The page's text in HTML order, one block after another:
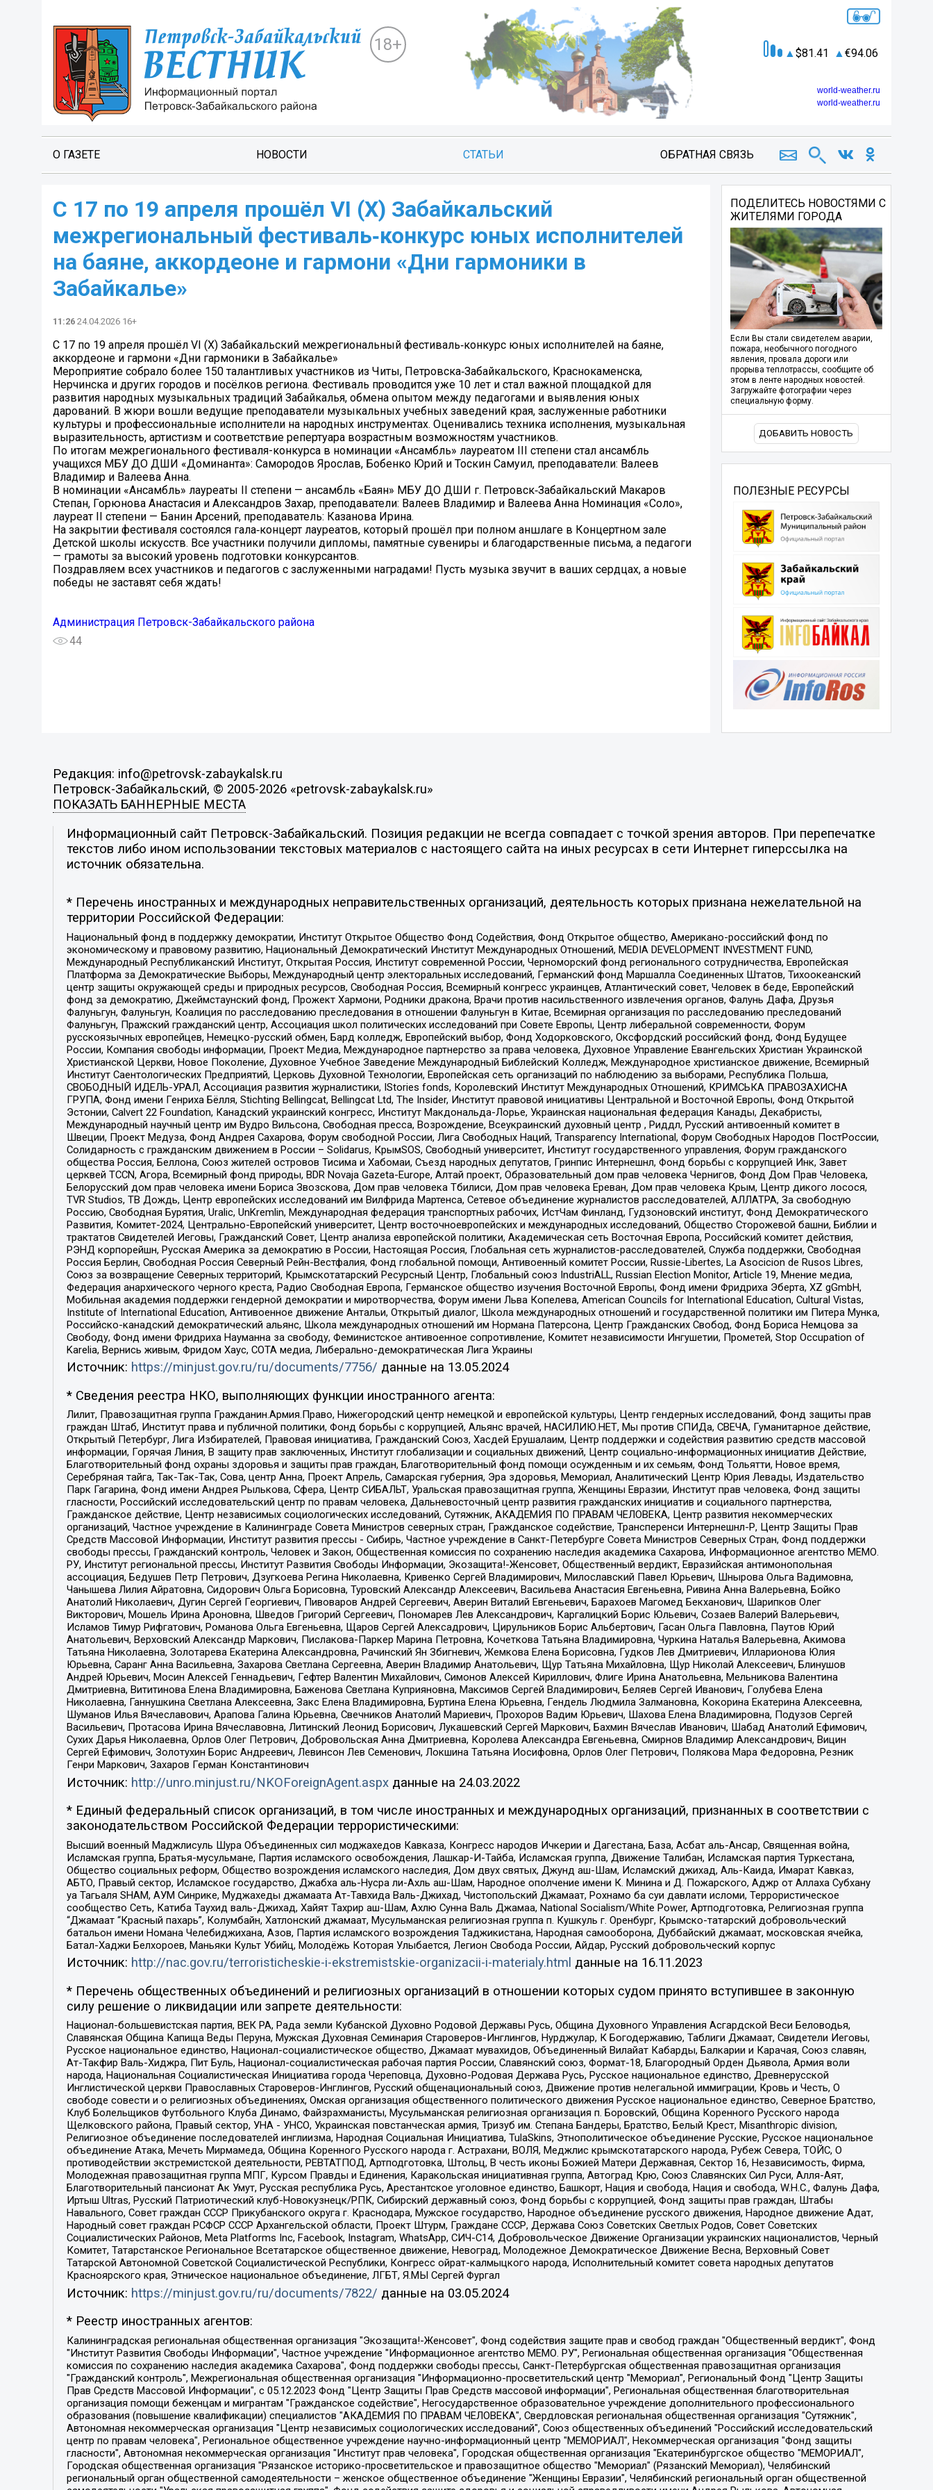
18+ 81.41 94.06
world-weather.ru
world-weather.ru
О ГАЗЕТЕ НОВОСТИ СТАТЬИ ОБРАТНАЯ СВЯЗЬ
С 17 по 19 апреля прошёл VI (X) Забайкальский
межрегиональный фестиваль‑конкурс юных исполнителей
на баяне, аккордеоне и гармони «Дни гармоники в
Забайкалье»
11:26 24.04.2026 16+
С 17 по 19 апреля прошёл VI (X) Забайкальский межрегиональный фестиваль‑конкурс юных исполнителей на баяне,
аккордеоне и гармони «Дни гармоники в Забайкалье»
Мероприятие собрало более 150 талантливых участников из Читы, Петровска‑Забайкальского, Краснокаменска,
Нерчинска и других городов и посёлков региона. Фестиваль проводится уже 10 лет и стал важной площадкой для
развития народных музыкальных традиций Забайкалья, обмена опытом между педагогами и выявления юных
дарований. В жюри вошли ведущие преподаватели музыкальных учебных заведений края, заслуженные работники
культуры и профессиональные исполнители на народных инструментах. Оценивались техника исполнения, музыкальная
выразительность, артистизм и соответствие репертуара возрастным возможностям участников.
По итогам межрегионального фестиваля-конкурса в номинации «Ансамбль» лауреатом III степени стал ансамбль
учащихся МБУ ДО ДШИ «Доминанта»: Самородов Ярослав, Бобенко Юрий и Тоскин Самуил, преподаватели: Валеев
Владимир и Валеева Анна.
В номинации «Ансамбль» лауреаты II степени — ансамбль «Баян» МБУ ДО ДШИ г. Петровск‑Забайкальский Макаров
Степан, Горюнова Анастасия и Александров Захар, преподаватели: Валеев Владимир и Валеева Анна Номинация «Соло»,
лауреат II степени — Банин Арсений, преподаватель: Казанова Ирина.
На закрытии фестиваля состоялся гала‑концерт лауреатов, который прошёл при полном аншлаге в Концертном зале
Детской школы искусств. Все участники получили дипломы, памятные сувениры и благодарственные письма, а педагоги
— грамоты за высокий уровень подготовки конкурсантов.
Поздравляем всех участников и педагогов с заслуженными наградами! Пусть музыка звучит в ваших сердцах, а новые
победы не заставят себя ждать!
Администрация Петровск-Забайкальского района
44
ПОДЕЛИТЕСЬ НОВОСТЯМИ С
ЖИТЕЛЯМИ ГОРОДА
Если Вы стали свидетелем аварии,
пожара, необычного погодного
явления, провала дороги или
прорыва теплотрассы, сообщите об
этом в ленте народных новостей.
Загружайте фотографии через
специальную форму.
ДОБАВИТЬ НОВОСТЬ
ПОЛЕЗНЫЕ РЕСУРСЫ
Редакция: info@petrovsk-zabaykalsk.ru
Петровск-Забайкальский, © 2005-2026 «petrovsk-zabaykalsk.ru»
ПОКАЗАТЬ БАННЕРНЫЕ МЕСТА
Информационный сайт Петровск-Забайкальский. Позиция редакции не всегда совпадает с точкой зрения авторов. При перепечатке
текстов либо ином использовании текстовых материалов с настоящего сайта на иных ресурсах в сети Интернет гиперссылка на
источник обязательна.
* Перечень иностранных и международных неправительственных организаций, деятельность которых признана нежелательной на
территории Российской Федерации:
Национальный фонд в поддержку демократии, Институт Открытое Общество Фонд Содействия, Фонд Открытое общество, Американо-российский фонд по
экономическому и правовому развитию, Национальный Демократический Институт Международных Отношений, MEDIA DEVELOPMENT INVESTMENT FUND,
Международный Республиканский Институт, Открытая Россия, Институт современной России, Черноморский фонд регионального сотрудничества, Европейская
Платформа за Демократические Выборы, Международный центр электоральных исследований, Германский фонд Маршалла Соединенных Штатов, Тихоокеанский
центр защиты окружающей среды и природных ресурсов, Свободная Россия, Всемирный конгресс украинцев, Атлантический совет, Человек в беде, Европейский
фонд за демократию, Джеймстаунский фонд, Прожект Хармони, Родники дракона, Врачи против насильственного извлечения органов, Фалунь Дафа, Друзья
Фалуньгун, Фалуньгун, Коалиция по расследованию преследования в отношении Фалуньгун в Китае, Всемирная организация по расследованию преследований
Фалуньгун, Пражский гражданский центр, Ассоциация школ политических исследований при Совете Европы, Центр либеральной современности, Форум
русскоязычных европейцев, Немецко-русский обмен, Бард колледж, Европейский выбор, Фонд Ходорковского, Оксфордский российский фонд, Фонд Будущее
России, Компания свободы информации, Проект Медиа, Международное партнерство за права человека, Духовное Управление Евангельских Христиан Украинской
Христианской Церкви, Новое Поколение, Духовное Учебное Заведение Международный Библейский Колледж, Международное христианское движение, Всемирный
Институт Саентологических Предприятий, Церковь Духовной Технологии, Европейская сеть организаций по наблюдению за выборами, Республика Польша,
СВОБОДНЫЙ ИДЕЛЬ-УРАЛ, Ассоциация развития журналистики, IStories fonds, Королевский Институт Международных Отношений, КРИМСЬКА ПРАВОЗАХИСНА
ГРУПА, Фонд имени Генриха Бёлля, Stichting Bellingcat, Bellingcat Ltd, The Insider, Институт правовой инициативы Центральной и Восточной Европы, Фонд Открытой
Эстонии, Calvert 22 Foundation, Канадский украинский конгресс, Институт Макдональда-Лорье, Украинская национальная федерация Канады, Декабристы,
Международный научный центр им Вудро Вильсона, Свободная пресса, Возрождение, Всеукраинский духовный центр , Риддл, Русский антивоенный комитет в
Швеции, Проект Медуза, Фонд Андрея Сахарова, Форум свободной России, Лига Свободных Наций, Transparеncy International, Форум Свободных Народов ПостРоссии,
Солидарность с гражданским движением в России – Solidarus, КрымSOS, Свободный университет, Институт государственного управления, Форум гражданского
общества Россия, Беллона, Союз жителей островов Тисима и Хабомаи, Съезд народных депутатов, Гринпис Интернешнл, Фонд борьбы с коррупцией Инк, Завет
церквей TCCN, Агора, Всемирный фонд природы, BDR Novaja Gazeta-Europe, Алтай проект, Образовательный дом прав человека Чернигов, Фонд Дом Прав Человека,
Белорусский дом прав человека имени Бориса Звозскова, Дом прав человека Тбилиси, Дом прав человека Ереван, Дом прав человека Крым, Центр дикого лосося,
TVR Studios, ТВ Дождь, Центр европейских исследований им Вилфрида Мартенса, Сетевое объединение журналистов расследователей, АЛЛАТРА, За свободную
Россию, Свободная Бурятия, Uralic, UnKremlin, Международная федерация транспортных рабочих, ИстЧам Финланд, Гудзоновский институт, Фонд Демократического
Развития, Комитет-2024, Центрально-Европейский университет, Центр восточноевропейских и международных исследований, Общество Сторожевой башни, Библии и
трактатов Свидетелей Иеговы, Гражданский Совет, Центр анализа европейской политики, Академическая сеть Восточная Европа, Российский комитет действия,
РЭНД корпорейшн, Русская Америка за демократию в России, Настоящая Россия, Глобальная сеть журналистов-расследователей, Служба поддержки, Свободная
Россия Берлин, Свободная Россия Северный Рейн-Вестфалия, Фонд глобальной помощи, Антивоенный комитет России, Russie-Libertes, La Asocicion de Rusos Libres,
Союз за возвращение Северных территорий, Крымскотатарский Ресурсный Центр, Глобальный союз IndustriALL, Russian Election Monitor, Article 19, Мнение медиа,
Федерация анархического черного креста, Радио Свободная Европа, Германское общество изучения Восточной Европы, Фонд имени Фридриха Эберта, XZ gGmbH,
Мобильная академия поддержки гендерной демократии и миротворчества, Форум имени Льва Копелева, American Councils for International Education, Cultural Vistas,
Institute of International Education, Антивоенное движение Антальи, Открытый диалог, Школа международных отношений и государственной политики им Питера Мунка,
Российско-канадский демократический альянс, Школа международных отношений им Нормана Патерсона, Центр Гражданских Свобод, Фонд Бориса Немцова за
Свободу, Фонд имени Фридриха Науманна за свободу, Феминистское антивоенное сопротивление, Комитет независимости Ингушетии, Прометей, Stop Occupation of
Karelia, Вернись живым, Фридом Хаус, СОТА медиа, Либерально-демократическая Лига Украины
Источник: https://minjust.gov.ru/ru/documents/7756/ данные на 13.05.2024
* Сведения реестра НКО, выполняющих функции иностранного агента:
Лилит, Правозащитная группа Гражданин.Армия.Право, Нижегородский центр немецкой и европейской культуры, Центр гендерных исследований, Фонд защиты прав
граждан Штаб, Институт права и публичной политики, Фонд борьбы с коррупцией, Альянс врачей, НАСИЛИЮ.НЕТ, Мы против СПИДа, СВЕЧА, Гуманитарное действие,
Открытый Петербург, Лига Избирателей, Правовая инициатива, Гражданский Союз, Хасдей Ерушалаим, Центр поддержки и содействия развитию средств массовой
информации, Горячая Линия, В защиту прав заключенных, Институт глобализации и социальных движений, Центр социально-информационных инициатив Действие,
Благотворительный фонд охраны здоровья и защиты прав граждан, Благотворительный фонд помощи осужденным и их семьям, Фонд Тольятти, Новое время,
Серебряная тайга, Так-Так-Так, Сова, центр Анна, Проект Апрель, Самарская губерния, Эра здоровья, Мемориал, Аналитический Центр Юрия Левады, Издательство
Парк Гагарина, Фонд имени Андрея Рылькова, Сфера, Центр СИБАЛЬТ, Уральская правозащитная группа, Женщины Евразии, Институт прав человека, Фонд защиты
гласности, Российский исследовательский центр по правам человека, Дальневосточный центр развития гражданских инициатив и социального партнерства,
Гражданское действие, Центр независимых социологических исследований, Сутяжник, АКАДЕМИЯ ПО ПРАВАМ ЧЕЛОВЕКА, Центр развития некоммерческих
организаций, Частное учреждение в Калининграде Совета Министров северных стран, Гражданское содействие, Трансперенси Интернешнл-Р, Центр Защиты Прав
Средств Массовой Информации, Институт развития прессы - Сибирь, Частное учреждение в Санкт-Петербурге Совета Министров Северных Стран, Фонд поддержки
свободы прессы, Гражданский контроль, Человек и Закон, Общественная комиссия по сохранению наследия академика Сахарова, Информационное агентство МЕМО.
РУ, Институт региональной прессы, Институт Развития Свободы Информации, Экозащита!-Женсовет, Общественный вердикт, Евразийская антимонопольная
ассоциация, Бедушев Петр Петрович, Дзугкоева Регина Николаевна, Кривенко Сергей Владимирович, Милославский Павел Юрьевич, Шнырова Ольга Вадимовна,
Чанышева Лилия Айратовна, Сидорович Ольга Борисовна, Туровский Александр Алексеевич, Васильева Анастасия Евгеньевна, Ривина Анна Валерьевна, Бойко
Анатолий Николаевич, Дугин Сергей Георгиевич, Пивоваров Андрей Сергеевич, Аверин Виталий Евгеньевич, Барахоев Магомед Бекханович, Шарипков Олег
Викторович, Мошель Ирина Ароновна, Шведов Григорий Сергеевич, Пономарев Лев Александрович, Каргалицкий Борис Юльевич, Созаев Валерий Валерьевич,
Исламов Тимур Рифгатович, Романова Ольга Евгеньевна, Щаров Сергей Алексадрович, Цирульников Борис Альбертович, Гасан Ольга Павловна, Паутов Юрий
Анатольевич, Верховский Александр Маркович, Пислакова-Паркер Марина Петровна, Кочеткова Татьяна Владимировна, Чуркина Наталья Валерьевна, Акимова
Татьяна Николаевна, Золотарева Екатерина Александровна, Рачинский Ян Збигневич, Жемкова Елена Борисовна, Гудков Лев Дмитриевич, Илларионова Юлия
Юрьевна, Саранг Анна Васильевна, Захарова Светлана Сергеевна, Аверин Владимир Анатольевич, Щур Татьяна Михайловна, Щур Николай Алексеевич, Блинушов
Андрей Юрьевич, Мосин Алексей Геннадьевич, Гефтер Валентин Михайлович, Симонов Алексей Кириллович, Флиге Ирина Анатольевна, Мельникова Валентина
Дмитриевна, Вититинова Елена Владимировна, Баженова Светлана Куприяновна, Максимов Сергей Владимирович, Беляев Сергей Иванович, Голубева Елена
Николаевна, Ганнушкина Светлана Алексеевна, Закс Елена Владимировна, Буртина Елена Юрьевна, Гендель Людмила Залмановна, Кокорина Екатерина Алексеевна,
Шуманов Илья Вячеславович, Арапова Галина Юрьевна, Свечников Анатолий Мариевич, Прохоров Вадим Юрьевич, Шахова Елена Владимировна, Подузов Сергей
Васильевич, Протасова Ирина Вячеславовна, Литинский Леонид Борисович, Лукашевский Сергей Маркович, Бахмин Вячеслав Иванович, Шабад Анатолий Ефимович,
Сухих Дарья Николаевна, Орлов Олег Петрович, Добровольская Анна Дмитриевна, Королева Александра Евгеньевна, Смирнов Владимир Александрович, Вицин
Сергей Ефимович, Золотухин Борис Андреевич, Левинсон Лев Семенович, Локшина Татьяна Иосифовна, Орлов Олег Петрович, Полякова Мара Федоровна, Резник
Генри Маркович, Захаров Герман Константинович
Источник: http://unro.minjust.ru/NKOForeignAgent.aspxданные на 24.03.2022
* Единый федеральный список организаций, в том числе иностранных и международных организаций, признанных в соответствии с
законодательством Российской Федерации террористическими:
Высший военный Маджлисуль Шура Объединенных сил моджахедов Кавказа, Конгресс народов Ичкерии и Дагестана, База, Асбат аль-Ансар, Священная война,
Исламская группа, Братья-мусульмане, Партия исламского освобождения, Лашкар-И-Тайба, Исламская группа, Движение Талибан, Исламская партия Туркестана,
Общество социальных реформ, Общество возрождения исламского наследия, Дом двух святых, Джунд аш-Шам, Исламский джихад, Аль-Каида, Имарат Кавказ,
АБТО, Правый сектор, Исламское государство, Джабха аль-Нусра ли-Ахль аш-Шам, Народное ополчение имени К. Минина и Д. Пожарского, Аджр от Аллаха Субхану
уа Тагьаля SHAM, АУМ Синрике, Муджахеды джамаата Ат-Тавхида Валь-Джихад, Чистопольский Джамаат, Рохнамо ба суи давлати исломи, Террористическое
сообщество Сеть, Катиба Таухид валь-Джихад, Хайят Тахрир аш-Шам, Ахлю Сунна Валь Джамаа, National Socialism/White Power, Артподготовка, Религиозная группа
“Джамаат “Красный пахарь”, Колумбайн, Хатлонский джамаат, Мусульманская религиозная группа п. Кушкуль г. Оренбург, Крымско-татарский добровольческий
батальон имени Номана Челебиджихана, Азов, Партия исламского возрождения Таджикистана, Народная самооборона, Дуббайский джамаат, московская ячейка,
Батал-Хаджи Белхороев, Маньяки Культ Убийц, Молодёжь Которая Улыбается, Легион Свобода России, Айдар, Русский добровольческий корпус
Источник: http://nac.gov.ru/terroristicheskie-i-ekstremistskie-organizacii-i-materialy.html данные на 16.11.2023
* Перечень общественных объединений и религиозных организаций в отношении которых судом принято вступившее в законную
силу решение о ликвидации или запрете деятельности:
Национал-большевистская партия, ВЕК РА, Рада земли Кубанской Духовно Родовой Державы Русь, Община Духовного Управления Асгардской Веси Беловодья,
Славянская Община Капища Веды Перуна, Мужская Духовная Семинария Староверов-Инглингов, Нурджулар, К Богодержавию, Таблиги Джамаат, Свидетели Иеговы,
Русское национальное единство, Национал-социалистическое общество, Джамаат мувахидов, Объединенный Вилайат Кабарды, Балкарии и Карачая, Союз славян,
Ат-Такфир Валь-Хиджра, Пит Буль, Национал-социалистическая рабочая партия России, Славянский союз, Формат-18, Благородный Орден Дьявола, Армия воли
народа, Национальная Социалистическая Инициатива города Череповца, Духовно-Родовая Держава Русь, Русское национальное единство, Древнерусской
Инглистической церкви Православных Староверов-Инглингов, Русский общенациональный союз, Движение против нелегальной иммиграции, Кровь и Честь, О
свободе совести и о религиозных объединениях, Омская организация общественного политического движения Русское национальное единство, Северное Братство,
Клуб Болельщиков Футбольного Клуба Динамо, Файзрахманисты, Мусульманская религиозная организация п. Боровский, Община Коренного Русского народа
Щелковского района, Правый сектор, УНА - УНСО, Украинская повстанческая армия, Тризуб им. Степана Бандеры, Братство, Белый Крест, Misanthropic division,
Религиозное объединение последователей инглиизма, Народная Социальная Инициатива, TulaSkins, Этнополитическое объединение Русские, Русское национальное
объединение Атака, Мечеть Мирмамеда, Община Коренного Русского народа г. Астрахани, ВОЛЯ, Меджлис крымскотатарского народа, Рубеж Севера, ТОЙС, О
противодействии экстремистской деятельности, РЕВТАТПОД, Артподготовка, Штольц, В честь иконы Божией Матери Державная, Сектор 16, Независимость, Фирма,
Молодежная правозащитная группа МПГ, Курсом Правды и Единения, Каракольская инициативная группа, Автоград Крю, Союз Славянских Сил Руси, Алля-Аят,
Благотворительный пансионат Ак Умут, Русская республика Русь, Арестантское уголовное единство, Башкорт, Нация и свобода, Нация и свобода, W.H.С., Фалунь Дафа,
Иртыш Ultras, Русский Патриотический клуб-Новокузнецк/РПК, Сибирский державный союз, Фонд борьбы с коррупцией, Фонд защиты прав граждан, Штабы
Навального, Совет граждан СССР Прикубанского округа г. Краснодара, Мужское государство, Народное объединение русского движения, Народное движение Адат,
Народный совет граждан РСФСР СССР Архангельской области, Проект Штурм, Граждане СССР, Держава Союз Советских Светлых Родов, Совет Советских
Социалистических Районов, Meta Platforms Inc, Facebook, Instagram, WhatsApp, СИЧ-С14, Добровольческое Движение Организации украинских националистов, Черный
Комитет, Татарстанское Региональное Всетатарское общественное движение, Невоград, Молодежное Демократическое Движение Весна, Верховный Совет
Татарской Автономной Советской Социалистической Республики, Конгресс ойрат-калмыцкого народа, Исполнительный комитет совета народных депутатов
Красноярского края, Этническое национальное объединение, ЛГБТ, Я.МЫ Сергей Фургал
Источник: https://minjust.gov.ru/ru/documents/7822/ данные на 03.05.2024
* Реестр иностранных агентов:
Калининградская региональная общественная организация "Экозащита!-Женсовет", Фонд содействия защите прав и свобод граждан "Общественный вердикт", Фонд "Институт Развития Свободы Информации", Частное учреждение "Информационное агентство МЕМО. РУ", Региональная общественная организация "Общественная комиссия по сохранению наследия академика Сахарова", Фонд поддержки свободы прессы, Санкт-Петербургская общественная правозащитная организация "Гражданский контроль", Межрегиональная общественная организация "Информационно-просветительский центр "Мемориал", Региональный Фонд "Центр Защиты Прав Средств Массовой Информации", с 05.12.2023 Фонд "Центр Защиты Прав Средств массовой информации", Региональная общественная благотворительная организация помощи беженцам и мигрантам "Гражданское содействие", Негосударственное образовательное учреждение дополнительного профессионального образования (повышение квалификации) специалистов "АКАДЕМИЯ ПО ПРАВАМ ЧЕЛОВЕКА", Свердловская региональная общественная организация "Сутяжник", Автономная некоммерческая организация "Центр независимых социологических исследований", Союз общественных объединений "Российский исследовательский центр по правам человека", Региональное общественное учреждение научно-информационный центр "МЕМОРИАЛ", Некоммерческая организация "Фонд защиты гласности", Автономная некоммерческая организация "Институт прав человека", Городская общественная организация "Екатеринбургское общество "МЕМОРИАЛ", Городская общественная организация "Рязанское историко-просветительское и правозащитное общество "Мемориал" (Рязанский Мемориал), Челябинский региональный орган общественной самодеятельности – женское общественное объединение "Женщины Евразии", Челябинский региональный орган общественной самодеятельности "Уральская правозащитная группа", Фонд содействия защите здоровья и социальной справедливости имени Андрея Рылькова, Автономная Некоммерческая Организация "Аналитический Центр Юрия Левады", Автономная некоммерческая организация социальной поддержки населения "Проект Апрель", Региональная общественная организация помощи женщинам и детям, находящимся в кризисной ситуации "Информационно-методический центр "Анна", Фонд содействия развитию массовых коммуникаций и правовому просвещению "Так-так-Так", Фонд содействия устойчивому развитию "Серебряная тайга", Свердловский региональный общественный фонд социальных проектов "Новое время", "Idel.Реалии", Кавказ.Реалии, Крым.Реалии, Телеканал Настоящее Время, Татаро-башкирская служба Радио Свобода (Azatliq Radiosi), Радио Свободная Европа/Радио Свобода (PCE/PC), "Сибирь.Реалии", "Фактограф", Благотворительный фонд помощи осужденным и их семьям, Автономная некоммерческая организация "Институт глобализации и социальных движений", Фонд "В защиту прав заключенных", Частное учреждение "Центр поддержки и содействия развитию средств массовой информации", Пензенский региональный общественный благотворительный фонд "Гражданский союз", "Север.Реалии", Некоммерческая организация Фонд "Правовая инициатива", Общество с ограниченной ответственностью "Радио Свободная Европа/Радио Свобода", Чешское информационное агентство "MEDIUM-ORIENT", Красноярская региональная общественная организация "Мы против СПИДа", Камалягин Денис Николаевич, Маркелов Сергей Евгеньевич, Пономарев Лев Александрович, Савицкая Людмила Алексеевна, Автономная некоммерческая организация "Центр по работе с проблемой насилия "НАСИЛИЮ.НЕТ", Межрегиональный профессиональный союз работников здравоохранения "Альянс врачей", Юридическое лицо, зарегистрированное в Латвийской Республике, SIA "Medusa Project" (регистрационный номер 40103797863, дата регистрации 10.06.2014), Некоммерческая организация "Фонд по борьбе с коррупцией", Автономная некоммерческая организация "Институт права и публичной политики", Баданин Роман Сергеевич, Гликин Максим Александрович, Железнова Мария Михайловна, Лукьянова Юлия Сергеевна, Маетная Елизавета Витальевна, Маняхин Петр Борисович, Чуракова Ольга Владимировна, Ярош Юлия Петровна, Юридическое лицо "The Insider SIA", зарегистрированное в Риге, Латвийская Республика (дата регистрации 26.06.2015), являющееся администратором доменного имени интернет-издания "The Insider SIA", https://theins.ru, Постернак Алексей Евгеньевич, Рубин Михаил Аркадьевич, Анин Роман Александрович, Юридическое лицо Istories fonds, зарегистрированное в Латвийской Республике (регистрационный номер 50008295751, дата регистрации 24.02.2020), Великовский Дмитрий Александрович, Долинина Ирина Николаевна, Мароховская Алеся Алексеевна, Шлейнов Роман Юрьевич, Шмагун Олеся Валентиновна, Общество с ограниченной ответственностью "Альтаир 2021", Общество с ограниченной ответственностью "Вега 2021", Общество с ограниченной ответственностью "Главный редактор 2021", Общество с ограниченной ответственностью "Ромашки монолит", Важенков Артем Валерьевич, Ивановская областная общественная организация "Центр гендерных исследований", Гурман Юрий Альбертович, Медиапроект "ОВД-Инфо", Егоров Владимир Владимирович, Жилинский Владимир Александрович, Общество с ограниченной ответственностью "ЗП", Иванова София Юрьевна, Карезина Инна Павловна, Кильтау Екатерина Викторовна, Петров Алексей Викторович, Пискунов Сергей Евгеньевич, Смирнов Сергей Сергеевич, Тихонов Михаил Сергеевич, Общество с ограниченной ответственностью "ЖУРНАЛИСТ-ИНОСТРАННЫЙ АГЕНТ", Арапова Галина Юрьевна, Вольтская Татьяна Анатольевна, Американская компания "Mason G.E.S. Anonymous Foundation" (США), являющаяся владельцем интернет-издания https://mnews.world/, Компания "Stichting Bellingcat", зарегистрированная в Нидерландах (дата регистрации 11.07.2018), Захаров Андрей Вячеславович, Клепиковская Екатерина Дмитриевна, Общество с ограниченной ответственностью "МЕМО", Перл Роман Александрович, Симонов Евгений Алексеевич, Соловьева Елена Анатольевна, Сотников Даниил Владимирович, Сурначева Елизавета Дмитриевна, Автономная некоммерческая организация по защите прав человека и информированию населения "Якутия – Наше Мнение", Общество с ограниченной ответственностью "Москоу диджитал медиа", с 26.01.2023 Общество с ограниченной ответственностью "Чайка Белые сады", Ветошкина Валерия Валерьевна, Заговора Максим Александрович, Межрегиональное общественное движение "Российская ЛГБТ - сеть", Оленичев Максим Владимирович, Павлов Иван Юрьевич, Скворцова Елена Сергеевна, Общество с ограниченной ответственностью "Как бы инагент", Кочетков Игорь Викторович, Общество с ограниченной ответственностью "Честные выборы", Еланчик Олег Александрович, Общество с ограниченной ответственностью "Нобелевский призыв", Гималова Регина Эмилевна, Григорьев Андрей Валерьевич, Григорьева Алина Александровна, Ассоциация по содействию защите прав призывников, альтернативнослужащих и военнослужащих "Правозащитная группа "Гражданин.Армия.Право", Хисамова Регина Фаритовна, Автономная некоммерческая организация по реализации социально-правовых программ "Лилит", Дальневосточное общественное движение "Маяк", Санкт-Петербургская ЛГБТ-инициативная группа "Выход", Инициативная группа ЛГБТ+ "Реверс", Алексеев Андрей Викторович, Бекбулатова Таисия Львовна, Беляев Иван Михайлович, Владыкина Елена Сергеевна, Гельман Марат Александрович, Никульшина Вероника Юрьевна, Толоконникова Надежда Андреевна, Шендерович Виктор Анатольевич, Общество с ограниченной ответственностью "Данное сообщение", Общество с ограниченной ответственностью Издательский дом "Новая глава", Айнбиндер Александра Александровна, Московский комьюнити-центр для ЛГБТ+инициатив, Благотворительный фонд развития филантропии, Deutsche Welle (Германия, Kurt-Schumacher-Strasse 3, 53113 Bonn), Борзунова Мария Михайловна, Воробьев Виктор Викторович, Голубева Анна Львовна, Константинова Алла Михайловна, Малкова Ирина Владимировна, Мурадов Мурад Абдулгалимович, Осетинская Елизавета Николаевна, Понасенков Евгений Николаевич, Ганапольский Матвей Юрьевич, Киселев Евгений Алексеевич, Борухович Ирина Григорьевна, Дремин Иван Тимофеевич, Дубровский Дмитрий Викторович, Красноярская региональная общественная организация поддержки и развития альтернативных образовательных технологий и межкультурных коммуникаций "ИНТЕРРА", Маяковская Екатерина Алексеевна, Фейгин Марк Захарович, Филимонов Андрей Викторович, Дзугкоева Регина Николаевна, Доброхотов Роман Александрович, Дудь Юрий Александрович, Елкин Сергей Владимирович, Кругликов Кирилл Игоревич, Сабунаева Мария Леонидовна, Семенов Алексей Владимирович, Шаинян Карен Багратович, Шульман Екатерина Михайловна, Асафьев Артур Валерьевич, Вахштайн Виктор Семенович, Венедиктов Алексей Алексеевич, Лушникова Екатерина Евгеньевна, Волков Леонид Михайлович, Невзоров Александр Глебович, Пархоменко Сергей Борисович, Сироткин Ярослав Николаевич, Кара-Мурза Владимир Владимирович, Баранова Наталья Владимировна, Гозман Леонид Яковлевич, Кагарлицкий Борис Юльевич, Климарев Михаил Валерьевич, Милов Владимир Станиславович, Автономная некоммерческая организация Краснодарский центр современного искусства "Типография", Моргенштерн Алишер Тагирович, Соболь Любовь Эдуардовна, Общество с ограниченной ответственностью "ЛИЗА НОРМ", Каспаров Гарри Кимович, Ходорковский Михаил Борисович, Общество с ограниченной ответственностью "Апрельские тезисы", Данилович Ирина Брониславовна, Кашин Олег Владимирович, Петров Николай Владимирович, Пивоваров Алексей Владимирович, Соколов Михаил Владимирович, Цветкова Юлия Владимировна, Чичваркин Евгений Александрович, Комитет против пыток/Команда против пыток, Общество с ограниченной ответственностью "Первый научный", Общество с ограниченной ответственностью "Вертолет и ко", Белоцерковская Вероника Борисовна, Кац Максим Евгеньевич, Лазарева Татьяна Юрьевна, Шаведдинов Руслан Табризович, Яшин Илья Валерьевич, Общество с ограниченной ответственностью "Иноагент ААВ", Алешковский Дмитрий Петрович, Альбац Евгения Марковна, Быков Дмитрий Львович, Галямина Юлия Евгеньевна, Лойко Сергей Леонидович, Мартынов Кирилл Константинович, Медведев Сергей Александрович, Крашенинников Федор Геннадиевич, Гордеева Катерина Вл